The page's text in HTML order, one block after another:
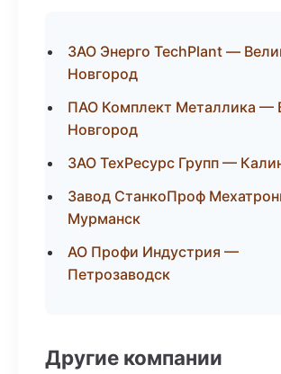
ЗАО Энерго TechPlant —
Новгород
ПАО Комплект Металлика —
Новгород
ЗАО ТехРесурс Групп —
Завод СтанкоПроф
Мурманск
АО Профи Индустрия —
Петрозаводск
Другие компании